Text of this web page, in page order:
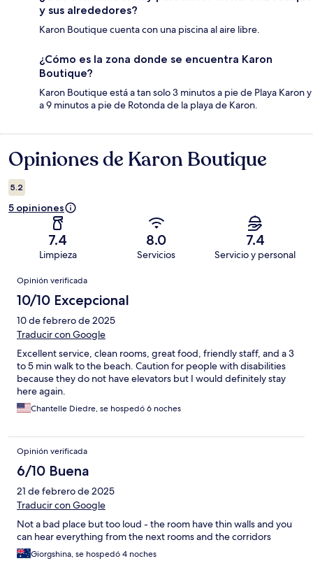
y sus alrededores?
Karon Boutique cuenta con una piscina al aire libre.
¿Cómo es la zona donde se encuentra Karon
Boutique?
Karon Boutique está a tan solo 3 minutos a pie de Playa Karon y
a 9 minutos a pie de Rotonda de la playa de Karon.
Opiniones
Opiniones de Karon Boutique
5.2
5 opiniones
7.4
Limpieza
8.0
Servicios
7.4
Servicio y personal
Opiniones
Opinión verificada
10/10 Excepcional
10 de febrero de 2025
Traducir con Google
Excellent service, clean rooms, great food, friendly staff, and a 3
to 5 min walk to the beach. Caution for people with disabilities
because they do not have elevators but I would definitely stay
here again.
Chantelle Diedre, se hospedó 6 noches
Opinión verificada
6/10 Buena
21 de febrero de 2025
Traducir con Google
Not a bad place but too loud - the room have thin walls and you
can hear everything from the next rooms and the corridors
Giorgshina, se hospedó 4 noches